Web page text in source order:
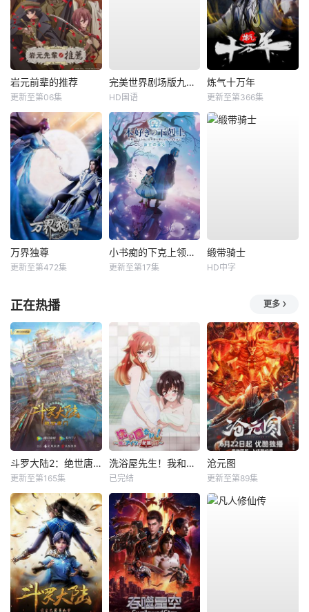
岩元前辈的推荐
更新至第06集
完美世界剧场版九劫焚天
HD国语
炼气十万年
更新至第366集
万界独尊
更新至第472集
小书痴的下克上领主的养女
更新至第17集
缎带骑士
HD中字
正在热播 更多
斗罗大陆2：绝世唐门
更新至第165集
洗浴屋先生！我和那家伙在女浴池！？
已完结
沧元图
更新至第89集